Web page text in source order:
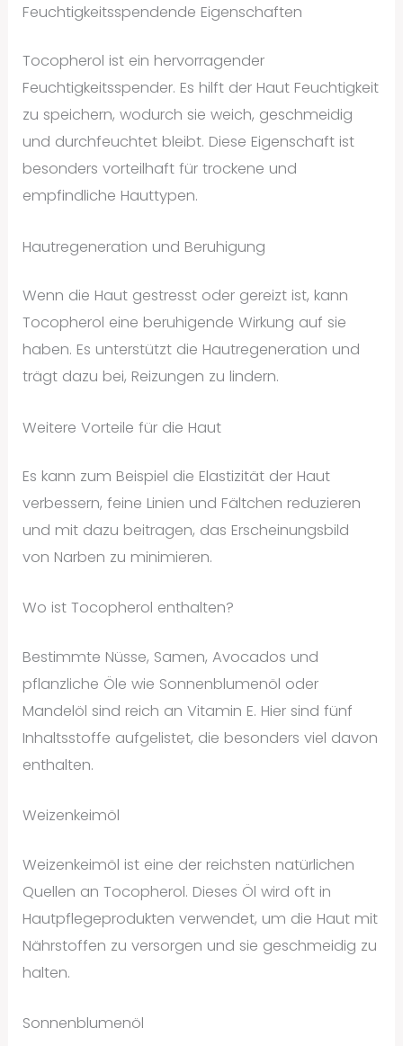
Feuchtigkeitsspendende Eigenschaften
Tocopherol ist ein hervorragender
Feuchtigkeitsspender. Es hilft der Haut Feuchtigkeit
zu speichern, wodurch sie weich, geschmeidig
und durchfeuchtet bleibt. Diese Eigenschaft ist
besonders vorteilhaft für trockene und
empfindliche Hauttypen.
Hautregeneration und Beruhigung
Wenn die Haut gestresst oder gereizt ist, kann
Tocopherol eine beruhigende Wirkung auf sie
haben. Es unterstützt die Hautregeneration und
trägt dazu bei, Reizungen zu lindern.
Weitere Vorteile für die Haut
Es kann zum Beispiel die Elastizität der Haut
verbessern, feine Linien und Fältchen reduzieren
und mit dazu beitragen, das Erscheinungsbild
von Narben zu minimieren.
Wo ist Tocopherol enthalten?
Bestimmte Nüsse, Samen, Avocados und
pflanzliche Öle wie Sonnenblumenöl oder
Mandelöl sind reich an Vitamin E. Hier sind fünf
Inhaltsstoffe aufgelistet, die besonders viel davon
enthalten.
Weizenkeimöl
Weizenkeimöl ist eine der reichsten natürlichen
Quellen an Tocopherol. Dieses Öl wird oft in
Hautpflegeprodukten verwendet, um die Haut mit
Nährstoffen zu versorgen und sie geschmeidig zu
halten.
Sonnenblumenöl